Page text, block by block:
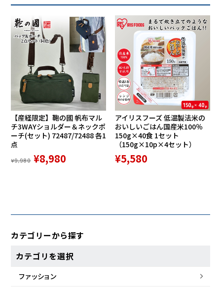
カテゴリーから探す
カテゴリを選択
ファッション
【産経限定】鞄の國 帆布マル
チ3WAYショルダー＆ネックポ
ーチ(セット) 72487/72488 各1
点
¥9,980 ¥8,980
アイリスフーズ 低温製法米の
おいしいごはん国産米100％
150g×40食 1セット
（150g×10p×4セット）
¥5,580